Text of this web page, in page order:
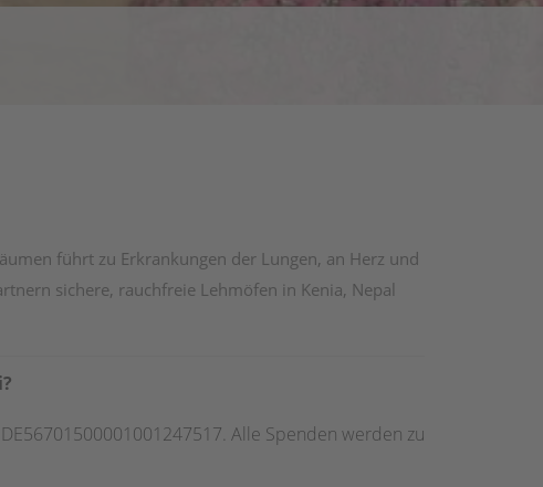
führt zu Erkrankungen der Lungen, an Herz und
sichere, rauchfreie Lehmöfen in Kenia, Nepal
Alle Spenden werden zu